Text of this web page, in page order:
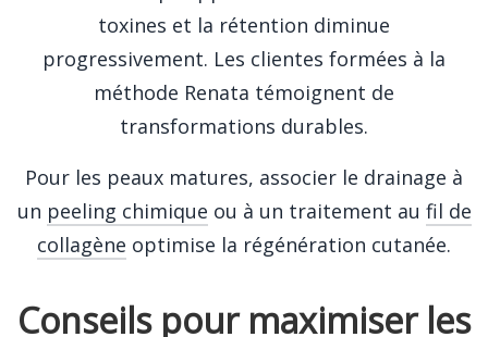
toxines et la rétention diminue
progressivement. Les clientes formées à la
méthode Renata témoignent de
transformations durables.
Pour les peaux matures, associer le drainage à
un peeling chimique ou à un traitement au fil de
collagène optimise la régénération cutanée.
Conseils pour maximiser les